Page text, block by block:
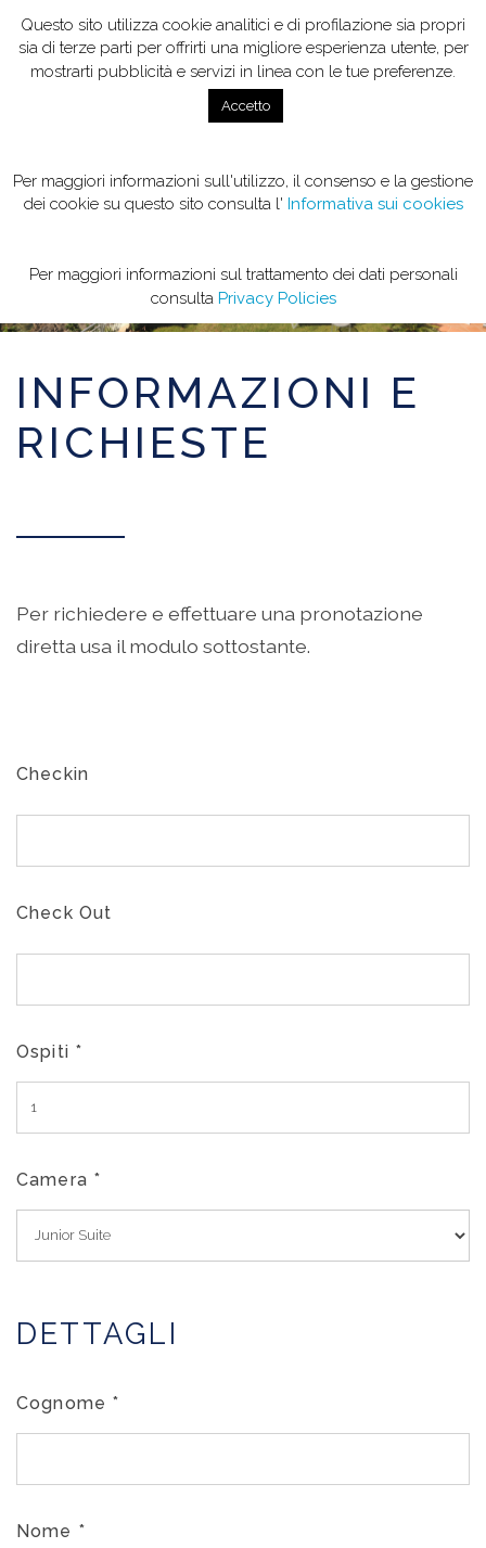
INFO & CONTATTI
INFORMAZIONI E
RICHIESTE
Per richiedere e effettuare una pronotazione
diretta usa il modulo sottostante.
Checkin
Check Out
Ospiti *
Camera *
DETTAGLI
Cognome *
Nome *
Questo sito utilizza cookie analitici e di profilazione sia propri
sia di terze parti per offrirti una migliore esperienza utente, per
mostrarti pubblicità e servizi in linea con le tue preferenze.
Accetto
Per maggiori informazioni sull'utilizzo, il consenso e la gestione
dei cookie su questo sito consulta l' Informativa sui cookies
Per maggiori informazioni sul trattamento dei dati personali
consulta Privacy Policies